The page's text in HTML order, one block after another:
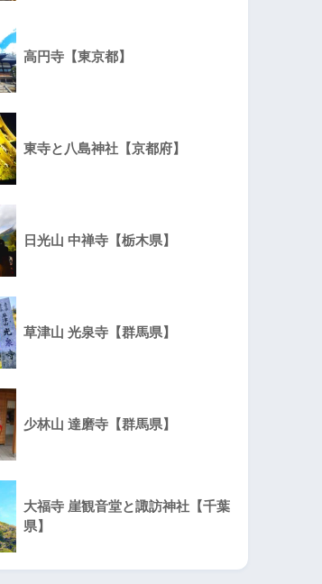
高円寺【東京都】
東寺と八島神社【京都府】
日光山 中禅寺【栃木県】
草津山 光泉寺【群馬県】
少林山 達磨寺【群馬県】
大福寺 崖観音堂と諏訪神社【千葉
県】